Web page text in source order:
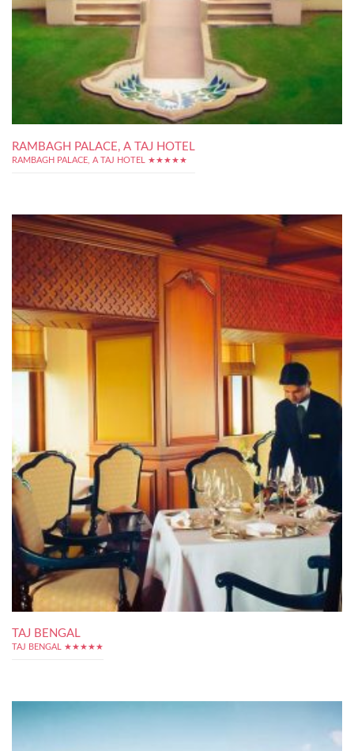
RAMBAGH PALACE, A TAJ HOTEL
RAMBAGH PALACE, A TAJ HOTEL ★★★★★
TAJ BENGAL
TAJ BENGAL ★★★★★